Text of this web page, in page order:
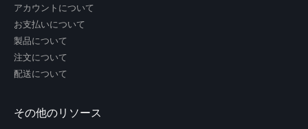
アカウントについて
お支払いについて
製品について
注文について
配送について
その他のリソース